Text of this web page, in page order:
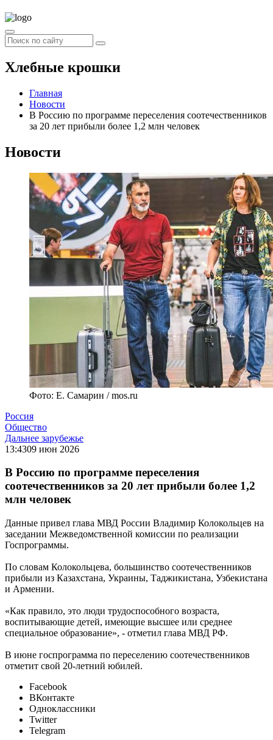
Хлебные крошки
Главная
Новости
В Россию по программе переселения соотечественников
за 20 лет прибыли более 1,2 млн человек
Новости
Фото: Е. Самарин / mos.ru
Россия
Общество
Дальнее зарубежье
13:4309 июн 2026
В Россию по программе переселения
соотечественников за 20 лет прибыли более 1,2
млн человек
Данные привел глава МВД России Владимир Колокольцев на
заседании Межведомственной комиссии по реализации
Госпрограммы.
По словам Колокольцева, большинство соотечественников
прибыли из Казахстана, Украины, Таджикистана, Узбекистана
и Армении.
«Как правило, это люди трудоспособного возраста,
воспитывающие детей, имеющие высшее или среднее
специальное образование», - отметил глава МВД РФ.
В июне госпрограмма по переселению соотечественников
отметит свой 20-летний юбилей.
Facebook
ВКонтакте
Одноклассники
Twitter
Telegram